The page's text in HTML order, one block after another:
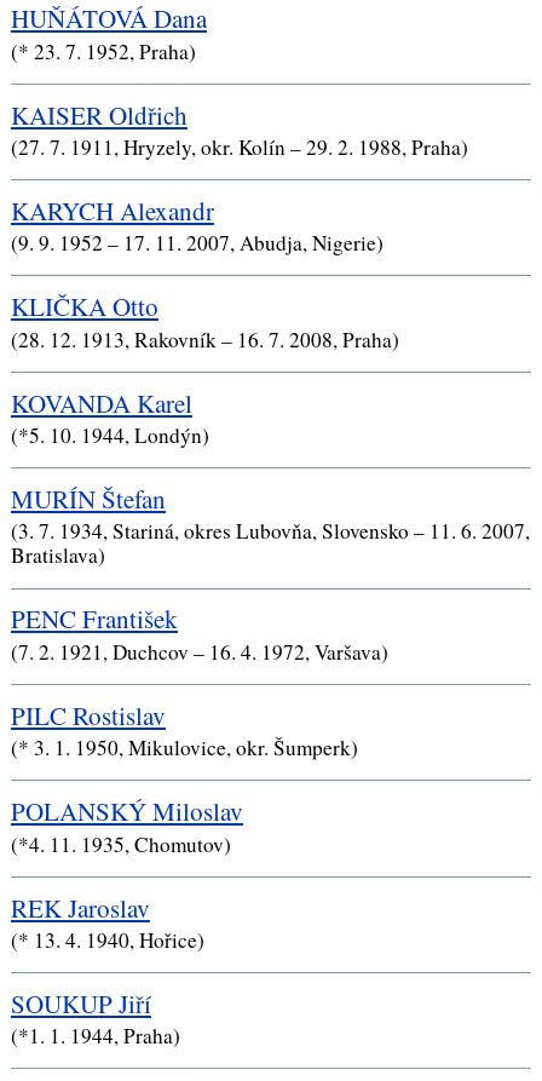
HUŇÁTOVÁ Dana
(* 23. 7. 1952, Praha)
KAISER Oldřich
(27. 7. 1911, Hryzely, okr. Kolín – 29. 2. 1988, Praha)
KARYCH Alexandr
(9. 9. 1952 – 17. 11. 2007, Abudja, Nigerie)
KLIČKA Otto
(28. 12. 1913, Rakovník – 16. 7. 2008, Praha)
KOVANDA Karel
(*5. 10. 1944, Londýn)
MURÍN Štefan
(3. 7. 1934, Stariná, okres Lubovňa, Slovensko – 11. 6. 2007,
Bratislava)
PENC František
(7. 2. 1921, Duchcov – 16. 4. 1972, Varšava)
PILC Rostislav
(* 3. 1. 1950, Mikulovice, okr. Šumperk)
POLANSKÝ Miloslav
(*4. 11. 1935, Chomutov)
REK Jaroslav
(* 13. 4. 1940, Hořice)
SOUKUP Jiří
(*1. 1. 1944, Praha)